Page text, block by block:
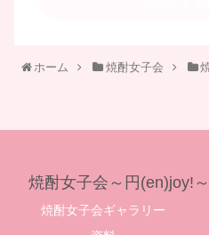
ホーム 焼酎女子会
焼酎女子会～円(en)joy!
焼酎女子会ギャラリー